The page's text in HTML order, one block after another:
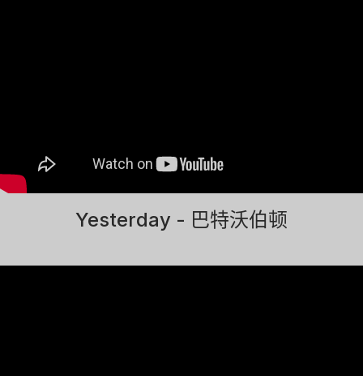
Yesterday - 巴特沃伯顿